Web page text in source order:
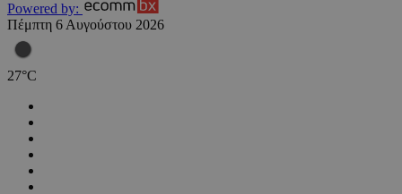
Powered by:
Πέμπτη 6 Αυγούστου 2026
27°C